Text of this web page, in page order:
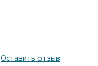
Оставить отзыв